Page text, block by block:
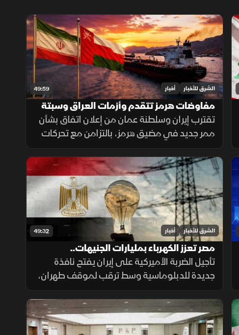
49:59 الشرق للأخبار أخبار
مفاوضات هرمز تتقدم وأزمات العراق وسبتة
تتصدر المشهد
تقترب إيران وسلطنة عمان من إعلان اتفاق بشأن
ممر جديد في مضيق هرمز، بالتزامن مع تحركات
إقليمية لحماية الملاحة، وأزمة مالية متفاقمة
في العراق ومخاوف إنسانية بعد أحداث سبتة.
49:32 الشرق للأخبار أخبار
مصر تعزز الكهرباء بمليارات الجنيهات..
والسجائر الإلكترونية تهدد المراهقين
تأجيل الضربة الأميركية على إيران يفتح نافذة
جديدة للدبلوماسية وسط ترقب لموقف طهران،
فيما تدعم مصر قطاع الكهرباء بعشرات المليارات،
وتحذر دراسات طبية من مخاطر السجائر
الإلكترونية على أدمغة المراهقين.